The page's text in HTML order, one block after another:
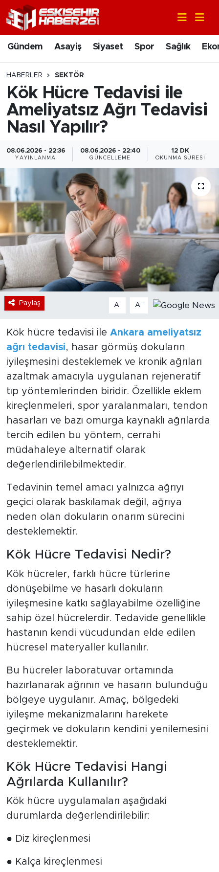
Gündem Asayiş Siyaset Spor Sağlık
HABERLER SEKTÖR
Kök Hücre Tedavisi ile
Ameliyatsız Ağrı Tedavisi
Nasıl Yapılır?
08.06.2026 - 22:36
YAYINLANMA
08.06.2026 - 22:40
GÜNCELLEME
12 DK
OKUNMA SÜRESI
Paylaş A- A+
Kök hücre tedavisi ile Ankara ameliyatsız
ağrı tedavisi, hasar görmüş dokuların
iyileşmesini desteklemek ve kronik ağrıları
azaltmak amacıyla uygulanan rejeneratif
tıp yöntemlerinden biridir. Özellikle eklem
kireçlenmeleri, spor yaralanmaları, tendon
hasarları ve bazı omurga kaynaklı ağrılarda
tercih edilen bu yöntem, cerrahi
müdahaleye alternatif olarak
değerlendirilebilmektedir.
Tedavinin temel amacı yalnızca ağrıyı
geçici olarak baskılamak değil, ağrıya
neden olan dokuların onarım sürecini
desteklemektir.
Kök Hücre Tedavisi Nedir?
Kök hücreler, farklı hücre türlerine
dönüşebilme ve hasarlı dokuların
iyileşmesine katkı sağlayabilme özelliğine
sahip özel hücrelerdir. Tedavide genellikle
hastanın kendi vücudundan elde edilen
hücresel materyaller kullanılır.
Bu hücreler laboratuvar ortamında
hazırlanarak ağrının ve hasarın bulunduğu
bölgeye uygulanır. Amaç, bölgedeki
iyileşme mekanizmalarını harekete
geçirmek ve dokuların kendini yenilemesini
desteklemektir.
Kök Hücre Tedavisi Hangi
Ağrılarda Kullanılır?
Kök hücre uygulamaları aşağıdaki
durumlarda değerlendirilebilir:
● Diz kireçlenmesi
● Kalça kireçlenmesi
Gündem
Asayiş
Siyaset
Spor
Ekonomi
Eğitim
Sanat
Bölge
Teknoloji
Magazin
Dünya
Sektör
Nöbetçi Eczaneler
Hava Durumu
Trafik Durumu
Süper Lig Puan Durumu ve Fikstür
Tüm Manşetler
Son Dakika Haberleri
Haber Arşivi